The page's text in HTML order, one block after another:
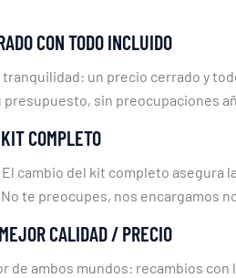
CON TODO INCLUIDO
tranquilidad: un precio cerrado y
presupuesto, sin preocupaciones
COMPLETO
El cambio del kit completo asegura
te preocupes, nos encargamos
CALIDAD / PRECIO
de ambos mundos: recambios con